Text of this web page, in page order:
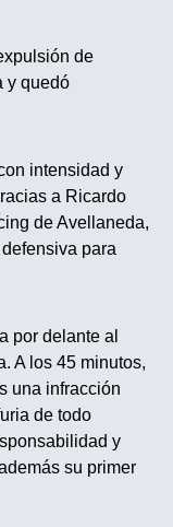
de
y quedó
intensidad y
a Ricardo
de Avellaneda,
para
por delante al
A los 45 minutos,
una infracción
de todo
y
su primer